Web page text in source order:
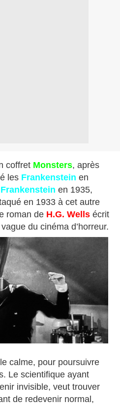
coffret Monsters, après
les Frankenstein en
en 1935,
en 1933 à cet autre
roman de H.G. Wells écrit
du cinéma d’horreur.
calme, pour poursuivre
Le scientifique ayant
invisible, veut trouver
de redevenir normal,